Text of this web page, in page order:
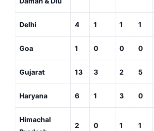
Delhi 4 1 1 1
Goa 1 0 0 0
Gujarat 13 3 2 5
Haryana 6 1 3 0
Himachal
2 0 1 1